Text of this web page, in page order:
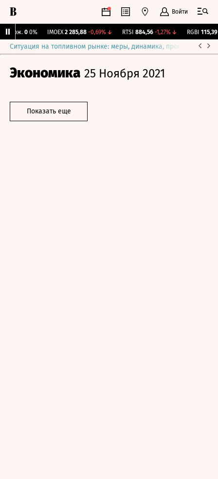
Войти
Бирж. 0 0% IMOEX 2 285,88 -0,69%↓ RTSI 884,56 -1,27%↓ RGBI 115,39
Ситуация на топливном рынке: меры, динамика, прогнозы
Экономика 25 Ноября 2021
Показать еще